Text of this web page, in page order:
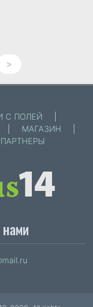
>
С ПОЛЕЙ
МАГАЗИН